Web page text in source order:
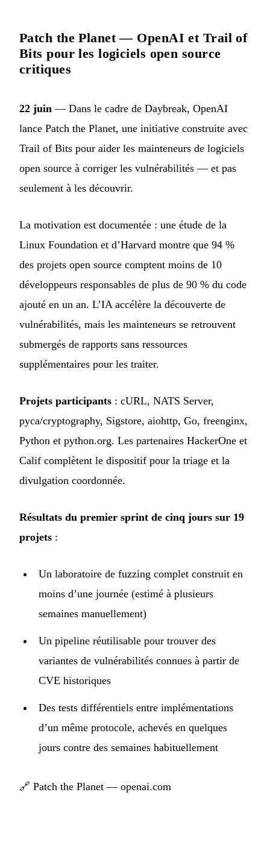
Patch the Planet — OpenAI et Trail of
Bits pour les logiciels open source
critiques
22 juin — Dans le cadre de Daybreak, OpenAI
lance Patch the Planet, une initiative construite avec
Trail of Bits pour aider les mainteneurs de logiciels
open source à corriger les vulnérabilités — et pas
seulement à les découvrir.
La motivation est documentée : une étude de la
Linux Foundation et d’Harvard montre que 94 %
des projets open source comptent moins de 10
développeurs responsables de plus de 90 % du code
ajouté en un an. L’IA accélère la découverte de
vulnérabilités, mais les mainteneurs se retrouvent
submergés de rapports sans ressources
supplémentaires pour les traiter.
Projets participants : cURL, NATS Server,
pyca/cryptography, Sigstore, aiohttp, Go, freenginx,
Python et python.org. Les partenaires HackerOne et
Calif complètent le dispositif pour la triage et la
divulgation coordonnée.
Résultats du premier sprint de cinq jours sur 19
projets :
Un laboratoire de fuzzing complet construit en
moins d’une journée (estimé à plusieurs
semaines manuellement)
Un pipeline réutilisable pour trouver des
variantes de vulnérabilités connues à partir de
CVE historiques
Des tests différentiels entre implémentations
d’un même protocole, achevés en quelques
jours contre des semaines habituellement
🔗 Patch the Planet — openai.com